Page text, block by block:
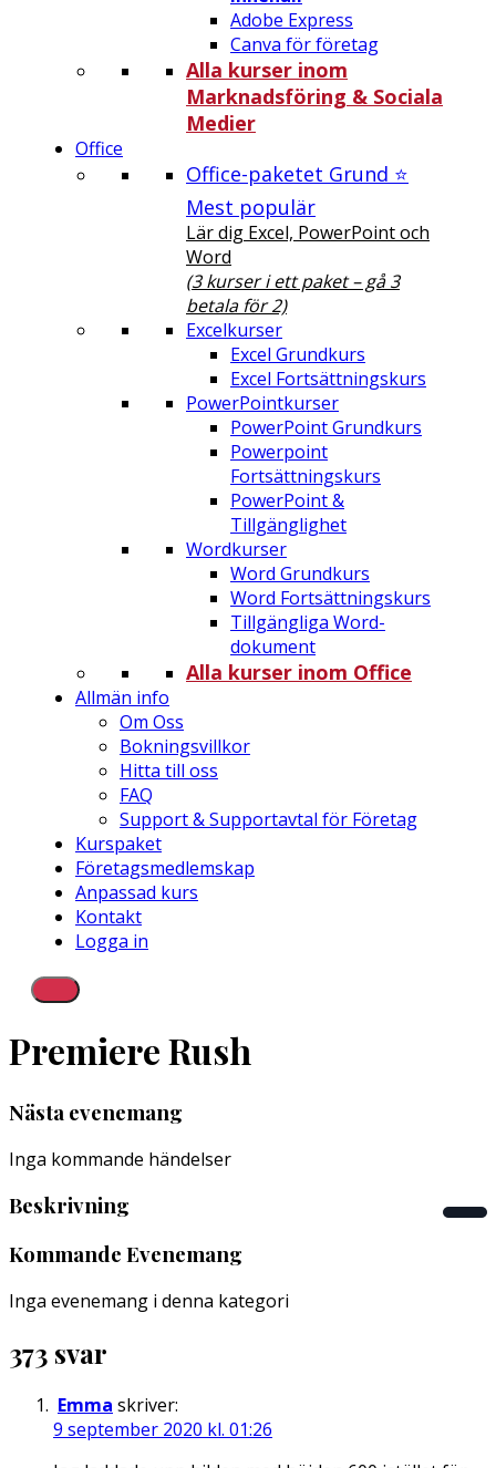
Adobe Express
Canva för företag
Alla kurser inom
Marknadsföring & Sociala
Medier
Office
Office-paketet Grund ⭐
Mest populär
Lär dig Excel, PowerPoint och
Word
(3 kurser i ett paket – gå 3
betala för 2)
Excelkurser
Excel Grundkurs
Excel Fortsättningskurs
PowerPointkurser
PowerPoint Grundkurs
Powerpoint
Fortsättningskurs
PowerPoint &
Tillgänglighet
Wordkurser
Word Grundkurs
Word Fortsättningskurs
Tillgängliga Word-
dokument
Alla kurser inom Office
Allmän info
Om Oss
Bokningsvillkor
Hitta till oss
FAQ
Support & Supportavtal för Företag
Kurspaket
Företagsmedlemskap
Anpassad kurs
Kontakt
Logga in
Premiere Rush
Nästa evenemang
Inga kommande händelser
Beskrivning
Kommande Evenemang
Inga evenemang i denna kategori
373 svar
Emma skriver:
9 september 2020 kl. 01:26